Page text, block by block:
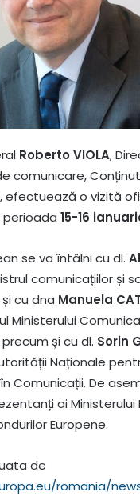
Roberto VIOLA,
comunicare,
efectuează o vizită
perioada 15-16
se va întâlni cu dl.
comunicațiilor și
cu dna Manuela
Ministerului
și cu dl. Sorin
Naționale
Comunicații. De
ai Ministerului
Europene.
de
romania/